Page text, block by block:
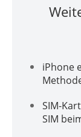
iPhone
SIM-
SIM